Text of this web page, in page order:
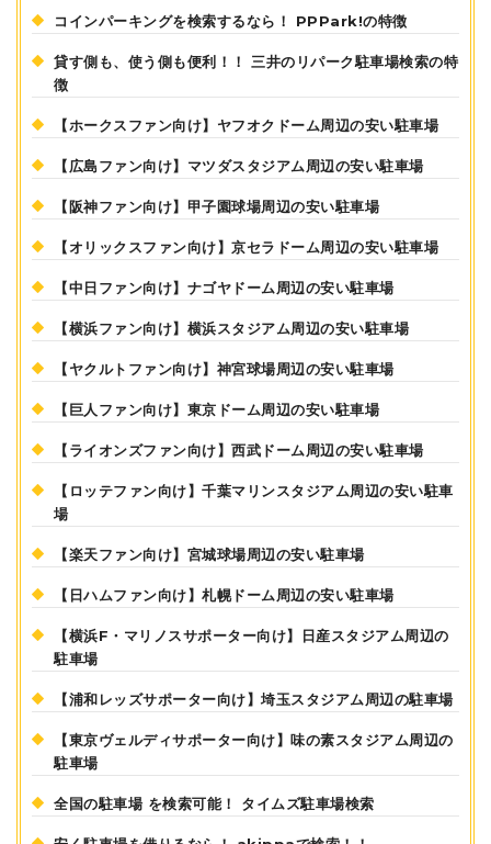
コインパーキングを検索するなら！ PPPark!の特徴
貸す側も、使う側も便利！！ 三井のリパーク駐車場検索の特
徴
【ホークスファン向け】ヤフオクドーム周辺の安い駐車場
【広島ファン向け】マツダスタジアム周辺の安い駐車場
【阪神ファン向け】甲子園球場周辺の安い駐車場
【オリックスファン向け】京セラドーム周辺の安い駐車場
【中日ファン向け】ナゴヤドーム周辺の安い駐車場
【横浜ファン向け】横浜スタジアム周辺の安い駐車場
【ヤクルトファン向け】神宮球場周辺の安い駐車場
【巨人ファン向け】東京ドーム周辺の安い駐車場
【ライオンズファン向け】西武ドーム周辺の安い駐車場
【ロッテファン向け】千葉マリンスタジアム周辺の安い駐車
場
【楽天ファン向け】宮城球場周辺の安い駐車場
【日ハムファン向け】札幌ドーム周辺の安い駐車場
【横浜F・マリノスサポーター向け】日産スタジアム周辺の
駐車場
【浦和レッズサポーター向け】埼玉スタジアム周辺の駐車場
【東京ヴェルディサポーター向け】味の素スタジアム周辺の
駐車場
全国の駐車場 を検索可能！ タイムズ駐車場検索